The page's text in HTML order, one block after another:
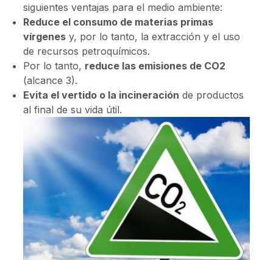
siguientes ventajas para el medio ambiente:
Reduce el consumo de materias primas
vírgenesy, por lo tanto, la extracción y el uso
de recursos petroquímicos.
Por lo tanto, reduce las emisiones de CO2
(alcance 3).
Evita el vertido o la incineración de productos
al final de su vida útil.